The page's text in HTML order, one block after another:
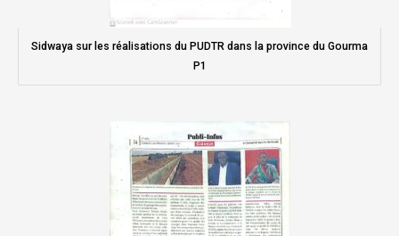
Sidwaya sur les réalisations du PUDTR dans la province du Gourma
P1